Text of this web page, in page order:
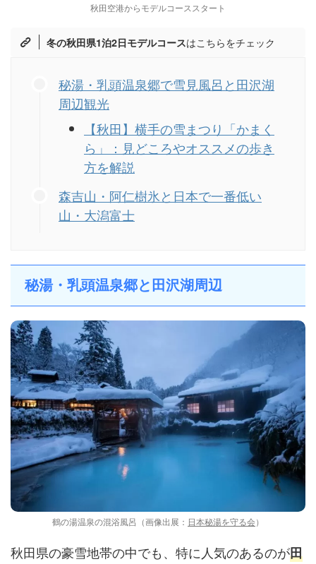
秋田空港からモデルコーススタート
冬の秋田県1泊2日モデルコースはこちらをチェック
秘湯・乳頭温泉郷で雪見風呂と田沢湖
周辺観光
【秋田】横手の雪まつり「かまく
ら」：見どころやオススメの歩き
方を解説
森吉山・阿仁樹氷と日本で一番低い
山・大潟富士
秘湯・乳頭温泉郷と田沢湖周辺
鶴の湯温泉の混浴風呂（画像出展： 日本秘湯を守る会）
秋田県の豪雪地帯の中でも、特に人気のあるのが田